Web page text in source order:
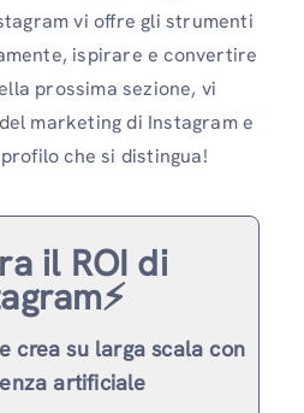
vi offre gli strumenti
ispirare e convertire
prossima sezione, vi
marketing di Instagram e
che si distingua!
il ROI di
crea su larga scala con
artificiale